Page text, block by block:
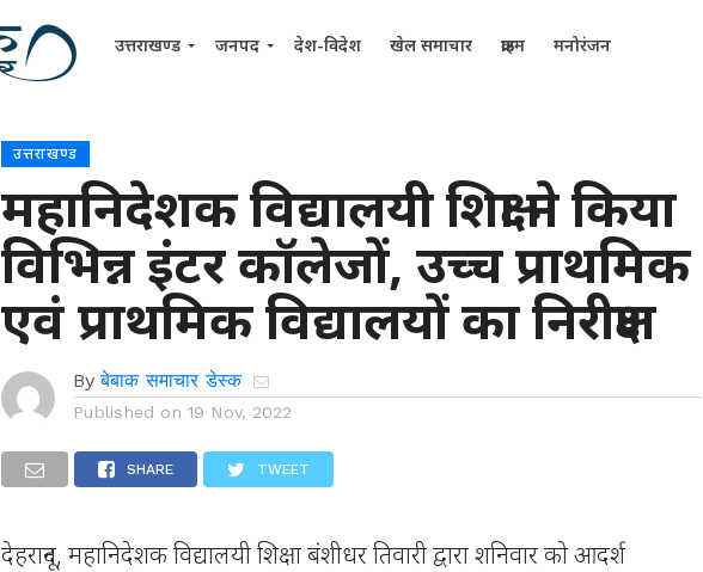
उत्तराखण्ड जनपद देश-विदेश खेल समाचार क्राइम मनोरंजन
उत्तराखण्ड
महानिदेशक विद्यालयी शिक्षा ने किया
विभिन्न इंटर कॉलेजों, उच्च प्राथमिक
एवं प्राथमिक विद्यालयों का निरीक्षण
By बेबाक समाचार डेस्क
Published on 19 Nov, 2022
SHARE TWEET
देहरादून, महानिदेशक विद्यालयी शिक्षा बंशीधर तिवारी द्वारा शनिवार को आदर्श